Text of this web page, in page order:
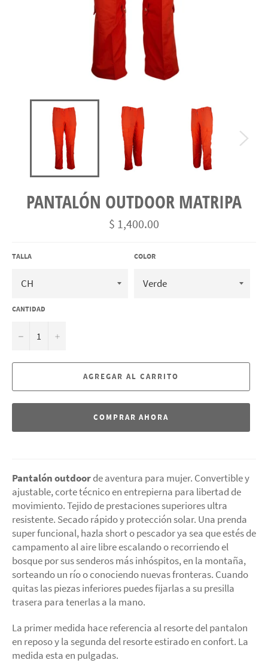
PANTALÓN OUTDOOR MATRIPA
Precio
habitual
$ 1,400.00
TALLA COLOR
CANTIDAD
− +
AGREGAR AL CARRITO
COMPRAR AHORA
Pantalón outdoorde aventura para mujer. Convertible y
ajustable, corte técnico en entrepierna para libertad de
movimiento. Tejido de prestaciones superiores ultra
resistente. Secado rápido y protección solar. Una prenda
super funcional, hazla short o pescador ya sea que estés de
campamento al aire libre escalando o recorriendo el
bosque por sus senderos más inhóspitos, en la montaña,
sorteando un río o conociendo nuevas fronteras. Cuando
quitas las piezas inferiores puedes fijarlas a su presilla
trasera para tenerlas a la mano.
La primer medida hace referencia al resorte del pantalon
en reposo y la segunda del resorte estirado en confort. La
medida esta en pulgadas.